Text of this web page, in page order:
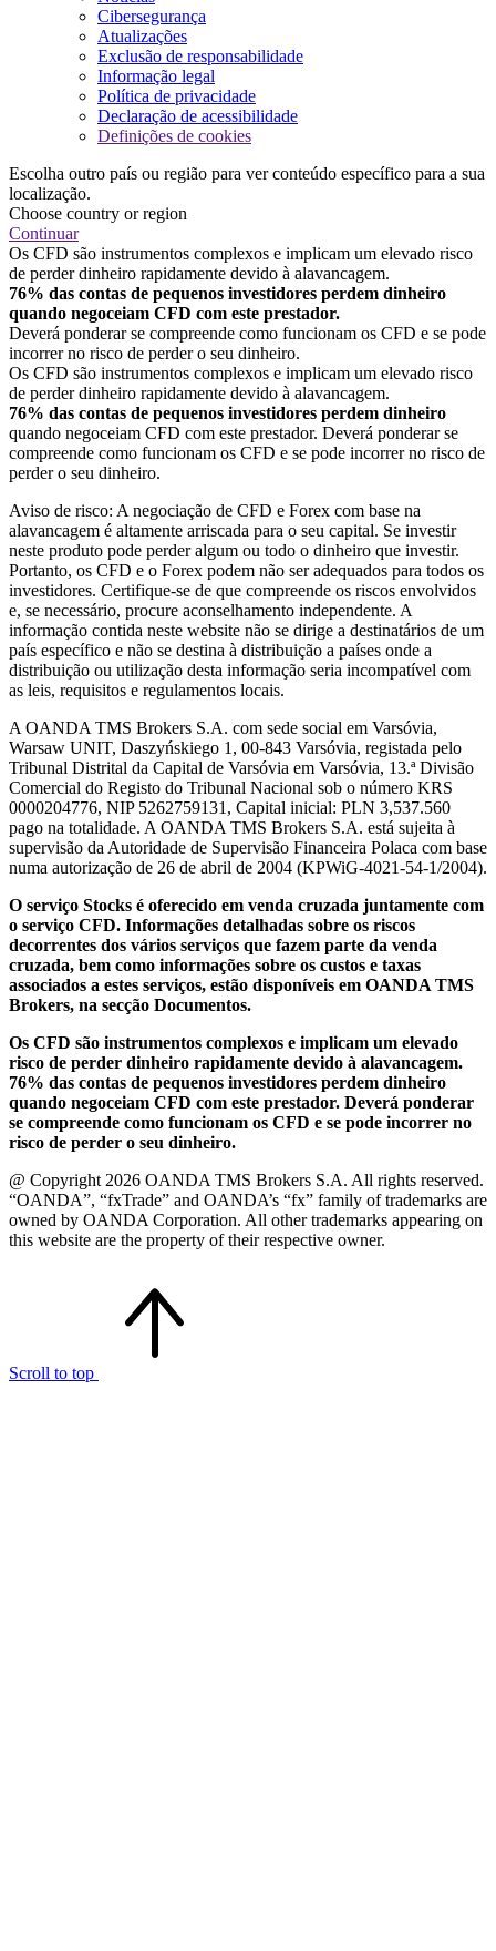
Cibersegurança
Atualizações
Exclusão de responsabilidade
Informação legal
Política de privacidade
Declaração de acessibilidade
Definições de cookies
Escolha outro país ou região para ver conteúdo específico para a sua
localização.
Choose country or region
Continuar
Os CFD são instrumentos complexos e implicam um elevado risco
de perder dinheiro rapidamente devido à alavancagem.
76% das contas de pequenos investidores perdem dinheiro
quando negoceiam CFD com este prestador.
Deverá ponderar se compreende como funcionam os CFD e se pode
incorrer no risco de perder o seu dinheiro.
Os CFD são instrumentos complexos e implicam um elevado risco
de perder dinheiro rapidamente devido à alavancagem.
76% das contas de pequenos investidores perdem dinheiro
quando negoceiam CFD com este prestador. Deverá ponderar se
compreende como funcionam os CFD e se pode incorrer no risco de
perder o seu dinheiro.
Aviso de risco: A negociação de CFD e Forex com base na
alavancagem é altamente arriscada para o seu capital. Se investir
neste produto pode perder algum ou todo o dinheiro que investir.
Portanto, os CFD e o Forex podem não ser adequados para todos os
investidores. Certifique-se de que compreende os riscos envolvidos
e, se necessário, procure aconselhamento independente. A
informação contida neste website não se dirige a destinatários de um
país específico e não se destina à distribuição a países onde a
distribuição ou utilização desta informação seria incompatível com
as leis, requisitos e regulamentos locais.
A OANDA TMS Brokers S.A. com sede social em Varsóvia,
Warsaw UNIT, Daszyńskiego 1, 00-843 Varsóvia, registada pelo
Tribunal Distrital da Capital de Varsóvia em Varsóvia, 13.ª Divisão
Comercial do Registo do Tribunal Nacional sob o número KRS
0000204776, NIP 5262759131, Capital inicial: PLN 3,537.560
pago na totalidade. A OANDA TMS Brokers S.A. está sujeita à
supervisão da Autoridade de Supervisão Financeira Polaca com base
numa autorização de 26 de abril de 2004 (KPWiG-4021-54-1/2004).
O serviço Stocks é oferecido em venda cruzada juntamente com
o serviço CFD. Informações detalhadas sobre os riscos
decorrentes dos vários serviços que fazem parte da venda
cruzada, bem como informações sobre os custos e taxas
associados a estes serviços, estão disponíveis em OANDA TMS
Brokers, na secção Documentos.
Os CFD são instrumentos complexos e implicam um elevado
risco de perder dinheiro rapidamente devido à alavancagem.
76% das contas de pequenos investidores perdem dinheiro
quando negoceiam CFD com este prestador. Deverá ponderar
se compreende como funcionam os CFD e se pode incorrer no
risco de perder o seu dinheiro.
@ Copyright 2026 OANDA TMS Brokers S.A. All rights reserved.
“OANDA”, “fxTrade” and OANDA’s “fx” family of trademarks are
owned by OANDA Corporation. All other trademarks appearing on
this website are the property of their respective owner.
Scroll to top